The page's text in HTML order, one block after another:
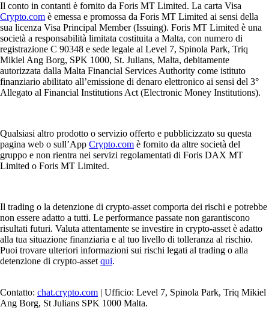
Il conto in contanti è fornito da Foris MT Limited. La carta Visa
Crypto.com è emessa e promossa da Foris MT Limited ai sensi della
sua licenza Visa Principal Member (Issuing). Foris MT Limited è una
società a responsabilità limitata costituita a Malta, con numero di
registrazione C 90348 e sede legale al Level 7, Spinola Park, Triq
Mikiel Ang Borg, SPK 1000, St. Julians, Malta, debitamente
autorizzata dalla Malta Financial Services Authority come istituto
finanziario abilitato all’emissione di denaro elettronico ai sensi del 3°
Allegato al Financial Institutions Act (Electronic Money Institutions).
Qualsiasi altro prodotto o servizio offerto e pubblicizzato su questa
pagina web o sull’App Crypto.com è fornito da altre società del
gruppo e non rientra nei servizi regolamentati di Foris DAX MT
Limited o Foris MT Limited.
Il trading o la detenzione di crypto-asset comporta dei rischi e potrebbe
non essere adatto a tutti. Le performance passate non garantiscono
risultati futuri. Valuta attentamente se investire in crypto-asset è adatto
alla tua situazione finanziaria e al tuo livello di tolleranza al rischio.
Puoi trovare ulteriori informazioni sui rischi legati al trading o alla
detenzione di crypto-asset qui.
Contatto: chat.crypto.com | Ufficio: Level 7, Spinola Park, Triq Mikiel
Ang Borg, St Julians SPK 1000 Malta.